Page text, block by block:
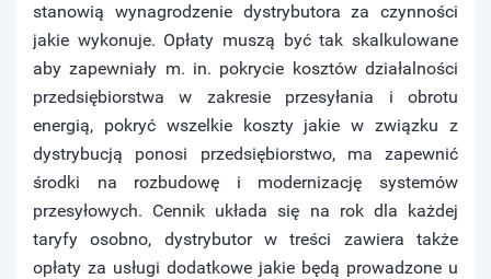
stanowią wynagrodzenie dystrybutora za czynności
jakie wykonuje. Opłaty muszą być tak skalkulowane
aby zapewniały m. in. pokrycie kosztów działalności
przedsiębiorstwa w zakresie przesyłania i obrotu
energią, pokryć wszelkie koszty jakie w związku z
dystrybucją ponosi przedsiębiorstwo, ma zapewnić
środki na rozbudowę i modernizację systemów
przesyłowych. Cennik układa się na rok dla każdej
taryfy osobno, dystrybutor w treści zawiera także
opłaty za usługi dodatkowe jakie będą prowadzone u